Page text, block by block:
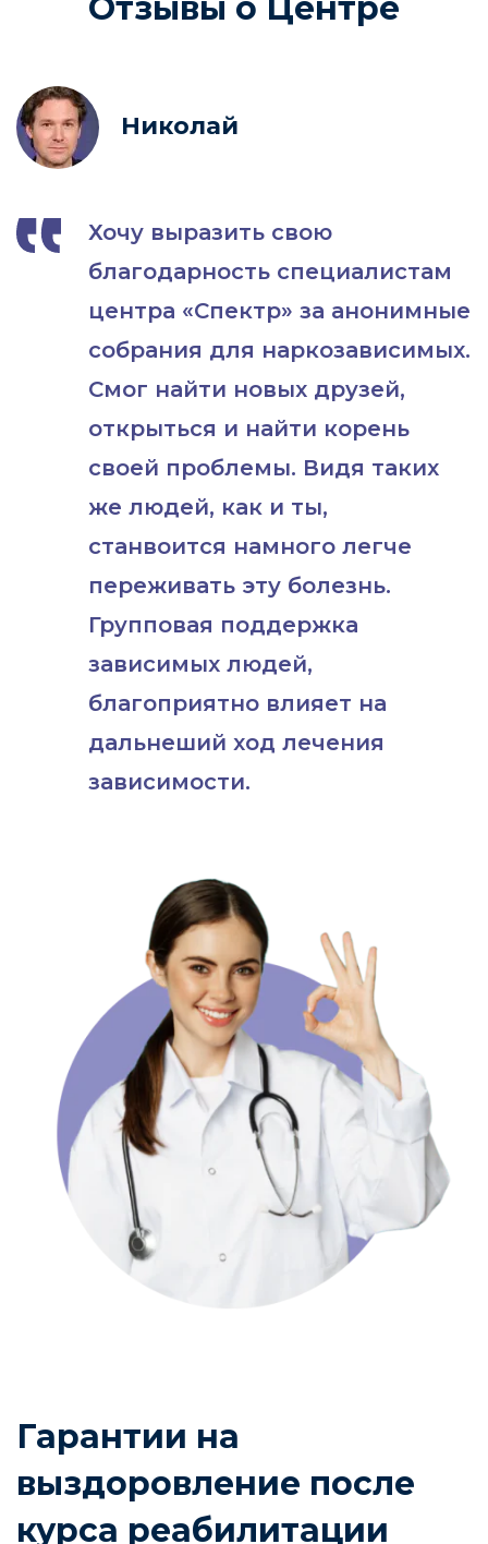
Отзывы о Центре
Николай
Хочу выразить свою
благодарность специалистам
центра «Спектр» за анонимные
собрания для наркозависимых.
Смог найти новых друзей,
открыться и найти корень
своей проблемы. Видя таких
же людей, как и ты,
станвоится намного легче
переживать эту болезнь.
Групповая поддержка
зависимых людей,
благоприятно влияет на
дальнеший ход лечения
зависимости.
Гарантии на
выздоровление после
курса реабилитации